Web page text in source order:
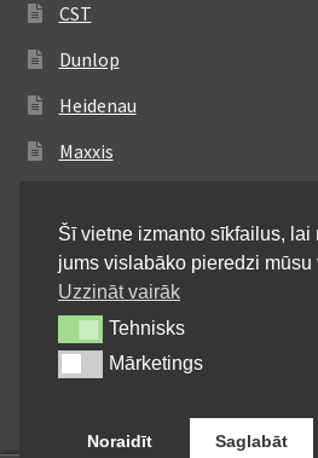
CST
Dunlop
Heidenau
Maxxis
Michelin
Mitas
Pirelli
Shinko
Šī vietne izmanto sīkfailus, lai
jums vislabāko pieredzi mūsu
Uzzināt vairāk
TehnisksTehnisks
MārketingsMārketings
Noraidīt Saglabāt